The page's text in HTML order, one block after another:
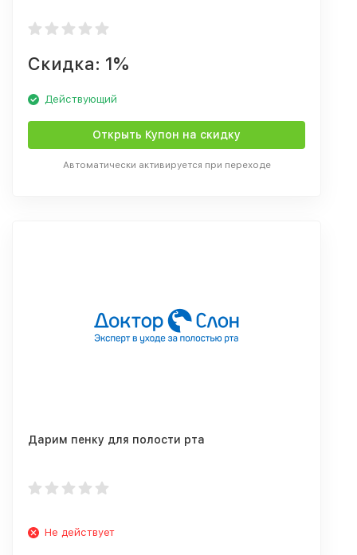
Скидка: 1%
Действующий
Открыть Купон на скидку
Автоматически активируется при переходе
Дарим пенку для полости рта
Не действует